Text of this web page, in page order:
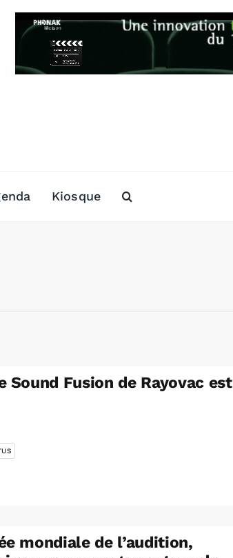
Kiosque
Sound Fusion de Rayovac est
mondiale de l’audition,